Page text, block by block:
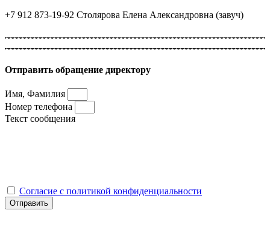
+7 912 873-19-92 Столярова Елена Александровна (завуч)
Отправить обращение директору
Имя, Фамилия
Номер телефона
Текст сообщения
Согласие с политикой конфиденциальности
Отправить